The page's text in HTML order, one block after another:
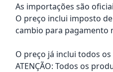
As importações são
O preço inclui imposto
cambio para pagamento
O preço já inclui todos
ATENÇÃO: Todos os